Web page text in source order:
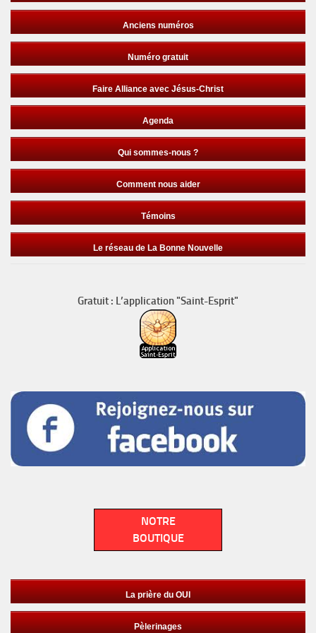
Anciens numéros
Numéro gratuit
Faire Alliance avec Jésus-Christ
Agenda
Qui sommes-nous ?
Comment nous aider
Témoins
Le réseau de La Bonne Nouvelle
Gratuit : L’application "Saint-Esprit"
NOTRE
BOUTIQUE
La prière du OUI
Pèlerinages